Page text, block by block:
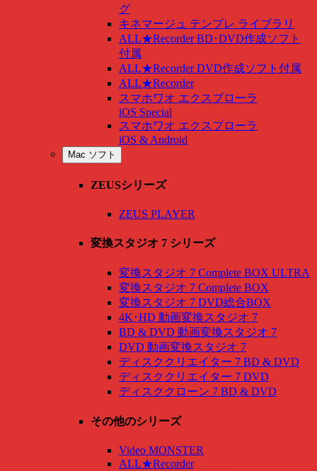
グ
キネマージュ テンプレ ライブラリ
ALL★Recorder BD･DVD作成ソフト
付属
ALL★Recorder DVD作成ソフト付属
ALL★Recorder
スマホワオ エクスプローラ
iOS Special
スマホワオ エクスプローラ
iOS & Android
Mac ソフト
ZEUSシリーズ
ZEUS PLAYER
変換スタジオ 7 シリーズ
変換スタジオ 7 Complete BOX ULTRA
変換スタジオ 7 Complete BOX
変換スタジオ 7 DVD総合BOX
4K･HD 動画変換スタジオ 7
BD & DVD 動画変換スタジオ 7
DVD 動画変換スタジオ 7
ディスククリエイター 7 BD & DVD
ディスククリエイター 7 DVD
ディスククローン 7 BD & DVD
その他のシリーズ
Video MONSTER
ALL★Recorder